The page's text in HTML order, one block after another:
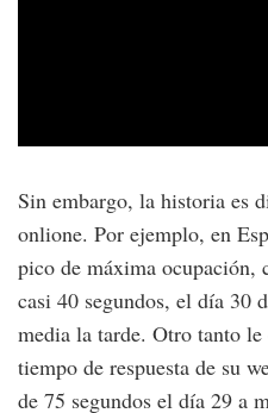
Sin embargo, la historia es
onlione. Por ejemplo, en
pico de máxima ocupación,
casi 40 segundos, el día 30
media la tarde. Otro tanto
tiempo de respuesta de su
de 75 segundos el día 29 a